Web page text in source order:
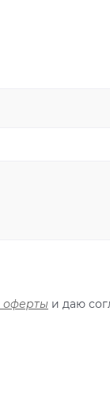
оферты и даю